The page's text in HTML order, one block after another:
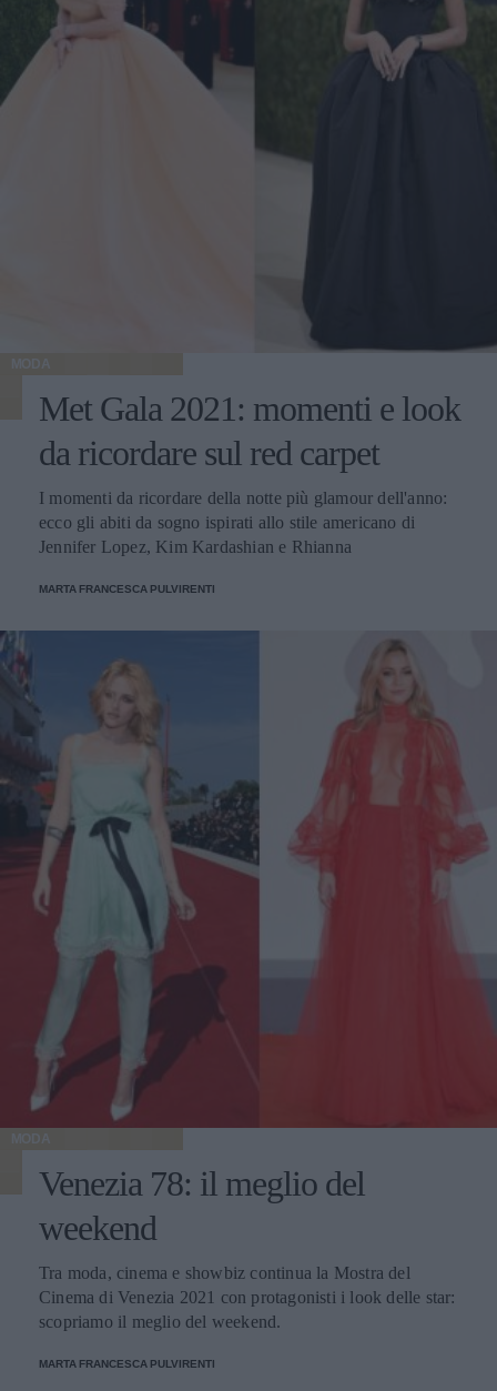
MODA
Met Gala 2021: momenti e look
da ricordare sul red carpet
I momenti da ricordare della notte più glamour dell'anno:
ecco gli abiti da sogno ispirati allo stile americano di
Jennifer Lopez, Kim Kardashian e Rhianna
MARTA FRANCESCA PULVIRENTI
MODA
Venezia 78: il meglio del
weekend
Tra moda, cinema e showbiz continua la Mostra del
Cinema di Venezia 2021 con protagonisti i look delle star:
scopriamo il meglio del weekend.
MARTA FRANCESCA PULVIRENTI